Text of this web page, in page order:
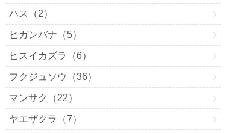
ハス（2）
ヒガンバナ（5）
ヒスイカズラ（6）
フクジュソウ（36）
マンサク（22）
ヤエザクラ（7）